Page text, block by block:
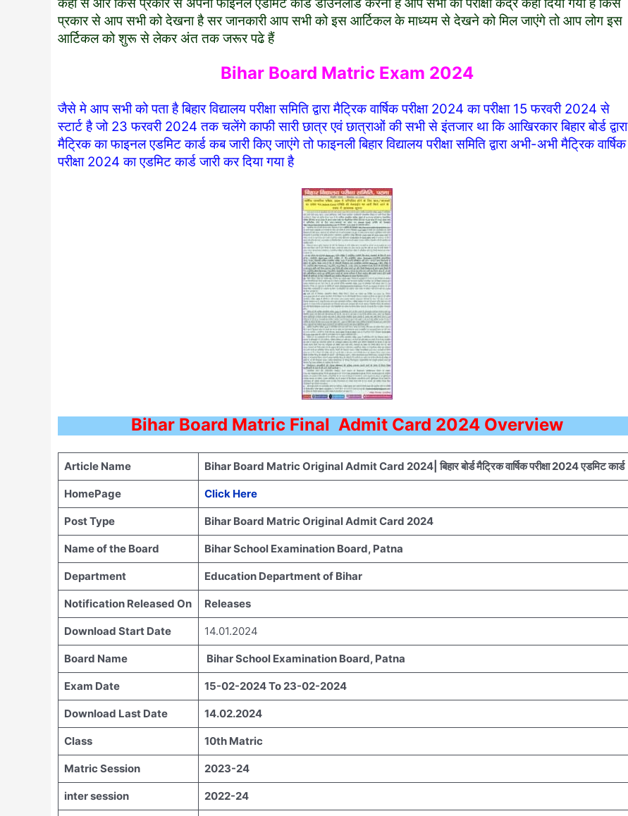
कहां से और किस प्रकार से अपना फाइनल एडमिट कार्ड डाउनलोड करना है आप सभी का परीक्षा केंद्र कहां दिया गया है किस
प्रकार से आप सभी को देखना है सर जानकारी आप सभी को इस आर्टिकल के माध्यम से देखने को मिल जाएंगे तो आप लोग इस
आर्टिकल को शुरू से लेकर अंत तक जरूर पढे हैं
Bihar Board Matric Exam 2024
जैसे मे आप सभी को पता है बिहार विद्यालय परीक्षा समिति द्वारा मैट्रिक वार्षिक परीक्षा 2024 का परीक्षा 15 फरवरी 2024 से
स्टार्ट है जो 23 फरवरी 2024 तक चलेंगे काफी सारी छात्र एवं छात्राओं की सभी से इंतजार था कि आखिरकार बिहार बोर्ड द्वारा
मैट्रिक का फाइनल एडमिट कार्ड कब जारी किए जाएंगे तो फाइनली बिहार विद्यालय परीक्षा समिति द्वारा अभी-अभी मैट्रिक वार्षिक
परीक्षा 2024 का एडमिट कार्ड जारी कर दिया गया है
Bihar Board Matric Final Admit Card 2024 Overview
Article Name Bihar Board Matric Original Admit Card 2024| बिहार बोर्ड मैट्रिक वार्षिक परीक्षा 2024 एडमिट कार्ड
HomePage Click Here
Post Type Bihar Board Matric Original Admit Card 2024
Name of the Board Bihar School Examination Board, Patna
Department Education Department of Bihar
Notification Released On Releases
Download Start Date 14.01.2024
Board Name Bihar School Examination Board, Patna
Exam Date 15-02-2024 To 23-02-2024
Download Last Date 14.02.2024
Class 10th Matric
Matric Session 2023-24
inter session 2022-24